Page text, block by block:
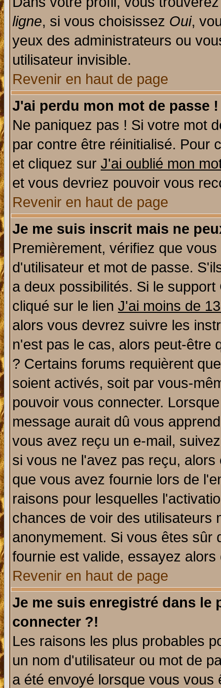
ligne, si vous choisissez Oui,
yeux des administrateurs ou
utilisateur invisible.
Revenir en haut de page
J'ai perdu mon mot de passe !
Ne paniquez pas ! Si votre mot
par contre être réinitialisé. Pour
et cliquez sur J'ai oublié mon
et vous devriez pouvoir vous
Revenir en haut de page
Je me suis inscrit mais ne
Premièrement, vérifiez que
d'utilisateur et mot de passe.
a deux possibilités. Si le
cliqué sur le lien J'ai moins de
alors vous devrez suivre les
n'est pas le cas, alors peut-être
? Certains forums requièrent
soient activés, soit par vous-
pouvoir vous connecter.
message aurait dû vous
vous avez reçu un e-mail,
si vous ne l'avez pas reçu,
que vous avez fournie lors de
raisons pour lesquelles
chances de voir des utilisateurs
anonymement. Si vous êtes sûr
fournie est valide, essayez
Revenir en haut de page
Je me suis enregistré dans le
connecter ?!
Les raisons les plus probables
un nom d'utilisateur ou mot de
a été envoyé lorsque vous